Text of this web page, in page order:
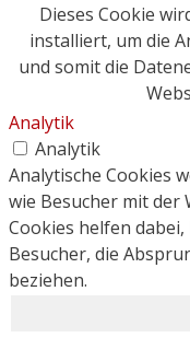
Dieses Cookie
installiert, um die
und somit die
Analytik
Analytik
Analytische Cookies
wie Besucher mit der
Cookies helfen
Besucher, die
beziehen.